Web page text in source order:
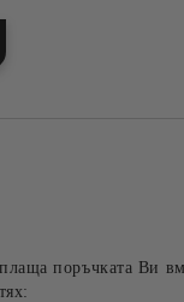
поръчката Ви